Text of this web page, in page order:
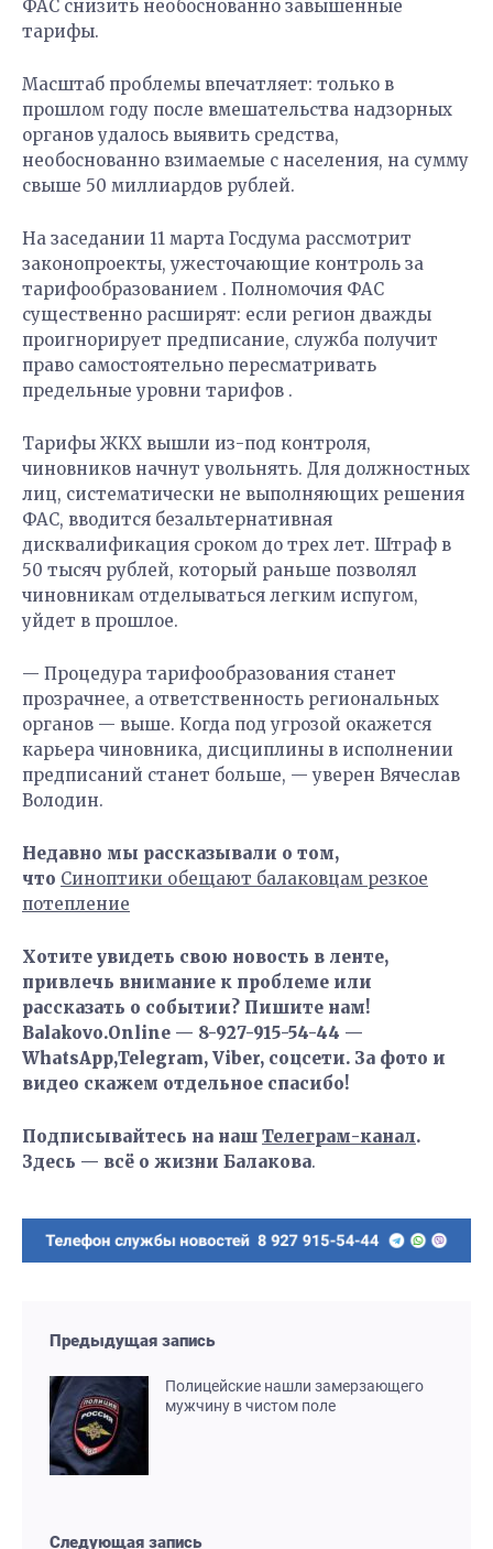
ФАС снизить необоснованно завышенные
тарифы.
Масштаб проблемы впечатляет: только в
прошлом году после вмешательства надзорных
органов удалось выявить средства,
необоснованно взимаемые с населения, на сумму
свыше 50 миллиардов рублей.
На заседании 11 марта Госдума рассмотрит
законопроекты, ужесточающие контроль за
тарифообразованием . Полномочия ФАС
существенно расширят: если регион дважды
проигнорирует предписание, служба получит
право самостоятельно пересматривать
предельные уровни тарифов .
Тарифы ЖКХ вышли из-под контроля,
чиновников начнут увольнять. Для должностных
лиц, систематически не выполняющих решения
ФАС, вводится безальтернативная
дисквалификация сроком до трех лет. Штраф в
50 тысяч рублей, который раньше позволял
чиновникам отделываться легким испугом,
уйдет в прошлое.
— Процедура тарифообразования станет
прозрачнее, а ответственность региональных
органов — выше. Когда под угрозой окажется
карьера чиновника, дисциплины в исполнении
предписаний станет больше, — уверен Вячеслав
Володин.
Недавно мы рассказывали о том,
что Синоптики обещают балаковцам резкое
потепление
Хотите увидеть свою новость в ленте,
привлечь внимание к проблеме или
рассказать о событии? Пишите нам!
Balakovo.Online — 8-927-915-54-44 —
WhatsApp,Telegram, Viber, соцсети. За фото и
видео скажем отдельное спасибо!
Подписывайтесь на наш Телеграм-канал.
Здесь — всё о жизни Балакова.
Предыдущая запись
Полицейские нашли замерзающего
мужчину в чистом поле
Следующая запись